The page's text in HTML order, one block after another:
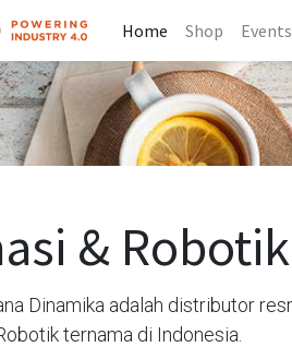
Home Shop Events
&
Dinamika adalah distributor
ternama di Indonesia.